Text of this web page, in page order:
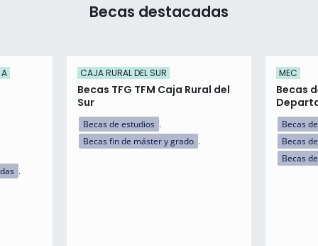
Becas destacadas
CAJA RURAL DEL SUR
Becas TFG TFM Caja Rural del
Sur
Becas de estudios
Becas fin de máster y grado
MEC
Becas
Becas
Becas
Becas